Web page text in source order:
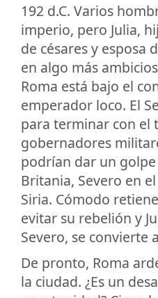
192 d.C. Varios
imperio, pero Julia,
de césares y esposa
en algo más
Roma está bajo el
emperador loco. El
para terminar con el
gobernadores
podrían dar un
Britania, Severo en
Siria. Cómodo
evitar su rebelión y
Severo, se convierte
De pronto, Roma
la ciudad. ¿Es un